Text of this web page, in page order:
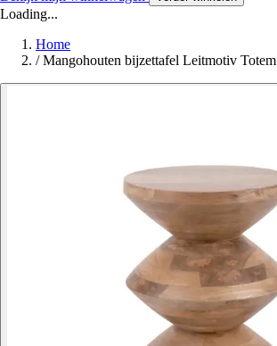
Loading...
Home
/ Mangohouten bijzettafel Leitmotiv Totem